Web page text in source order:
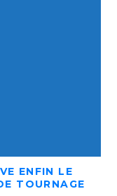
ENFIN LE
TOURNAGE